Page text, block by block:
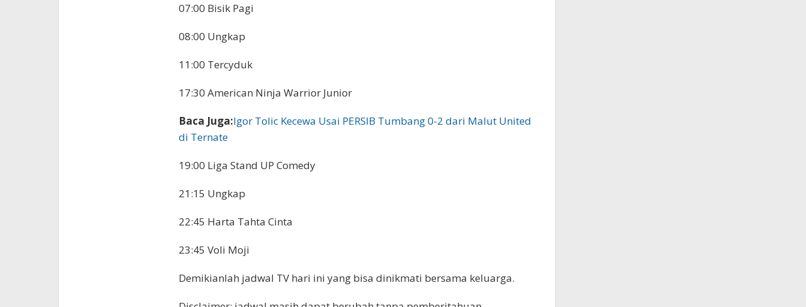
07:00 Bisik Pagi
08:00 Ungkap
11:00 Tercyduk
17:30 American Ninja Warrior Junior
Baca Juga:Igor Tolic Kecewa Usai PERSIB Tumbang 0-2 dari Malut United
di Ternate
19:00 Liga Stand UP Comedy
21:15 Ungkap
22:45 Harta Tahta Cinta
23:45 Voli Moji
Demikianlah jadwal TV hari ini yang bisa dinikmati bersama keluarga.